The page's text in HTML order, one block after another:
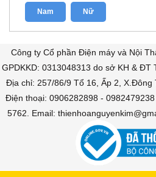
Công ty Cổ phần Điện máy và Nội
GPDKKD: 0313048313 do sở KH & ĐT
Địa chỉ: 257/86/9 Tổ 16, Ấp 2, X.Đông
Điện thoại: 0906282898 -
5762. Email: